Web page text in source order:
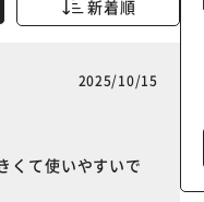
新着順
2025/10/15
くて使いやすいで